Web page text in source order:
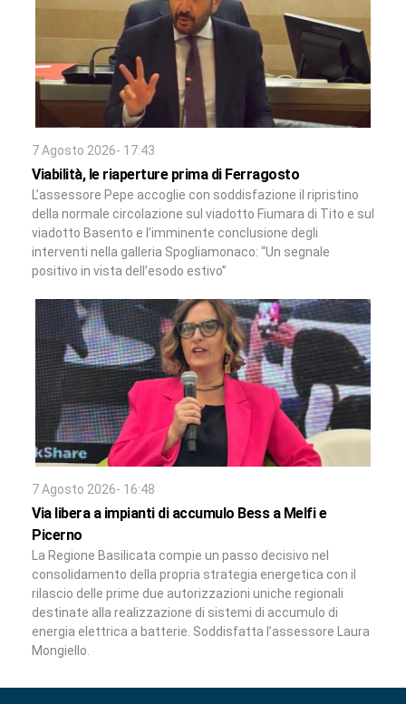
7 Agosto 2026- 17:43
Viabilità, le riaperture prima di Ferragosto
L’assessore Pepe accoglie con soddisfazione il ripristino
della normale circolazione sul viadotto Fiumara di Tito e sul
viadotto Basento e l’imminente conclusione degli
interventi nella galleria Spogliamonaco: “Un segnale
positivo in vista dell’esodo estivo”
7 Agosto 2026- 16:48
Via libera a impianti di accumulo Bess a Melfi e
Picerno
La Regione Basilicata compie un passo decisivo nel
consolidamento della propria strategia energetica con il
rilascio delle prime due autorizzazioni uniche regionali
destinate alla realizzazione di sistemi di accumulo di
energia elettrica a batterie. Soddisfatta l’assessore Laura
Mongiello.